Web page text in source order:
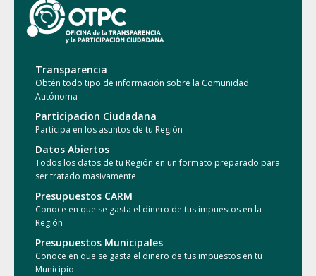
Transparencia
Obtén todo tipo de información sobre la Comunidad
Autónoma
Participacion Ciudadana
Participa en los asuntos de tu Región
Datos Abiertos
Todos los datos de tu Región en un formato preparado para
ser tratado masivamente
Presupuestos CARM
Conoce en que se gasta el dinero de tus impuestos en la
Región
Presupuestos Municipales
Conoce en que se gasta el dinero de tus impuestos en tu
Municipio